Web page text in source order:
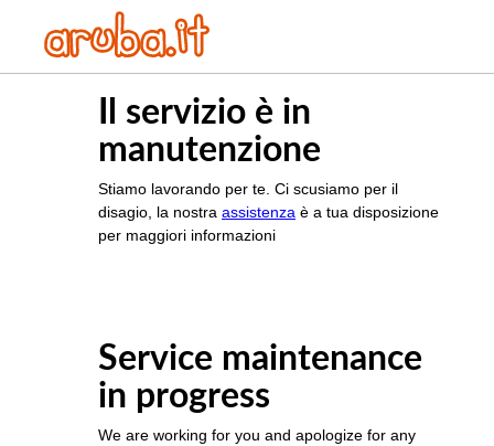
Il servizio è in
manutenzione
Stiamo lavorando per te. Ci scusiamo per il
disagio, la nostra assistenza è a tua disposizione
per maggiori informazioni
Service maintenance
in progress
We are working for you and apologize for any